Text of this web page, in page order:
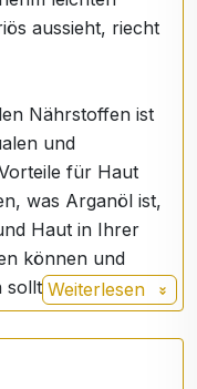
aussieht, riecht
Nährstoffen ist
und
für Haut
was Arganöl ist,
Haut in Ihrer
können und
sollten.
besteht
Weiterlesen